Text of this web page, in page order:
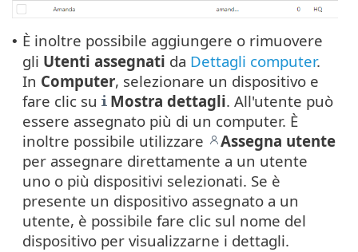
• È inoltre possibile aggiungere o rimuovere
gli Utenti assegnati da Dettagli computer.
In Computer, selezionare un dispositivo e
fare clic su
Mostra dettagli. All'utente può
essere assegnato più di un computer. È
inoltre possibile utilizzare
Assegna utente
per assegnare direttamente a un utente
uno o più dispositivi selezionati. Se è
presente un dispositivo assegnato a un
utente, è possibile fare clic sul nome del
dispositivo per visualizzarne i dettagli.